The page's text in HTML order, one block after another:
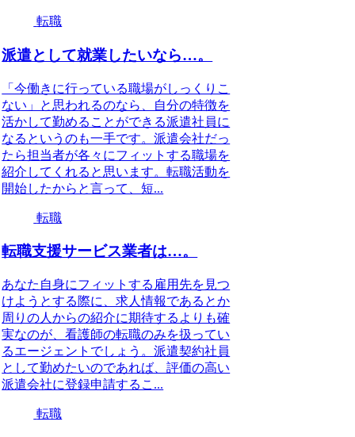
転職
派遣として就業したいなら…。
「今働きに行っている職場がしっくりこ
ない」と思われるのなら、自分の特徴を
活かして勤めることができる派遣社員に
なるというのも一手です。派遣会社だっ
たら担当者が各々にフィットする職場を
紹介してくれると思います。転職活動を
開始したからと言って、短...
転職
転職支援サービス業者は…。
あなた自身にフィットする雇用先を見つ
けようとする際に、求人情報であるとか
周りの人からの紹介に期待するよりも確
実なのが、看護師の転職のみを扱ってい
るエージェントでしょう。派遣契約社員
として勤めたいのであれば、評価の高い
派遣会社に登録申請するこ...
転職